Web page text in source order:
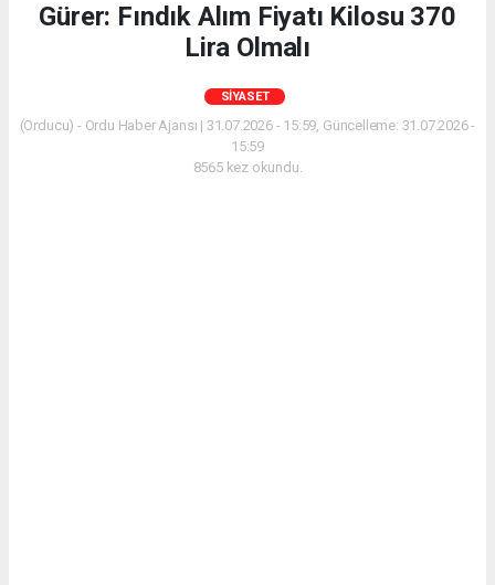
Gürer: Fındık Alım Fiyatı Kilosu 370
Lira Olmalı
SIYASET
(Orducu) - Ordu Haber Ajansı | 31.07.2026 - 15:59, Güncelleme: 31.07.2026 -
15:59
8565 kez okundu.